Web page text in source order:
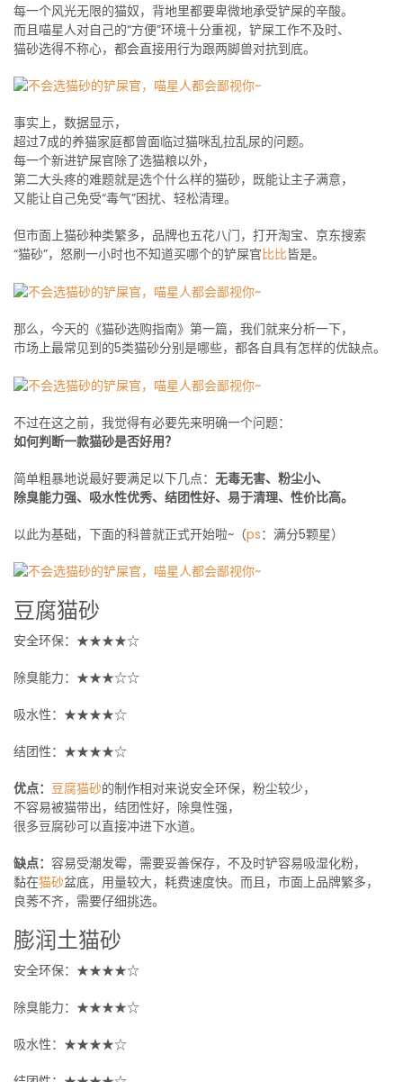
每一个风光无限的猫奴，背地里都要卑微地承受铲屎的辛酸。
而且喵星人对自己的“方便”环境十分重视，铲屎工作不及时、
猫砂选得不称心，都会直接用行为跟两脚兽对抗到底。
事实上，数据显示，
超过7成的养猫家庭都曾面临过猫咪乱拉乱尿的问题。
每一个新进铲屎官除了选猫粮以外，
第二大头疼的难题就是选个什么样的猫砂，既能让主子满意，
又能让自己免受“毒气”困扰、轻松清理。
但市面上猫砂种类繁多，品牌也五花八门，打开淘宝、京东搜索
“猫砂”，怒刷一小时也不知道买哪个的铲屎官比比皆是。
那么，今天的《猫砂选购指南》第一篇，我们就来分析一下，
市场上最常见到的5类猫砂分别是哪些，都各自具有怎样的优缺点。
不过在这之前，我觉得有必要先来明确一个问题：
如何判断一款猫砂是否好用？
简单粗暴地说最好要满足以下几点： 无毒无害、粉尘小、
除臭能力强、吸水性优秀、结团性好、易于清理、性价比高。
以此为基础，下面的科普就正式开始啦~（ps：满分5颗星）
豆腐猫砂
安全环保：★★★★☆
除臭能力：★★★☆☆
吸水性：★★★★☆
结团性：★★★★☆
优点： 豆腐猫砂的制作相对来说安全环保，粉尘较少，
不容易被猫带出，结团性好，除臭性强，
很多豆腐砂可以直接冲进下水道。
缺点： 容易受潮发霉，需要妥善保存，不及时铲容易吸湿化粉，
黏在猫砂盆底，用量较大，耗费速度快。而且，市面上品牌繁多，
良莠不齐，需要仔细挑选。
膨润土猫砂
安全环保：★★★★☆
除臭能力：★★★★☆
吸水性：★★★★☆